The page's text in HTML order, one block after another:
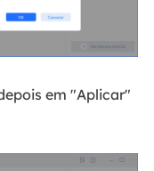
em "Aplicar"